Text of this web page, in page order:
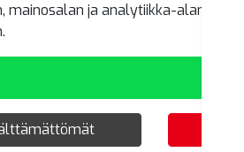
mainosalan ja analytiikka-alan